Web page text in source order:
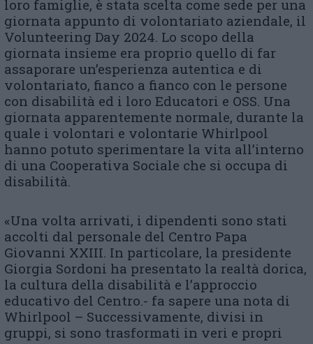
loro famiglie, è stata scelta come sede per una
giornata appunto di volontariato aziendale, il
Volunteering Day 2024. Lo scopo della
giornata insieme era proprio quello di far
assaporare un’esperienza autentica e di
volontariato, fianco a fianco con le persone
con disabilità ed i loro Educatori e OSS. Una
giornata apparentemente normale, durante la
quale i volontari e volontarie Whirlpool
hanno potuto sperimentare la vita all’interno
di una Cooperativa Sociale che si occupa di
disabilità.
«Una volta arrivati, i dipendenti sono stati
accolti dal personale del Centro Papa
Giovanni XXIII. In particolare, la presidente
Giorgia Sordoni ha presentato la realtà dorica,
la cultura della disabilità e l’approccio
educativo del Centro.- fa sapere una nota di
Whirlpool – Successivamente, divisi in
gruppi, si sono trasformati in veri e propri